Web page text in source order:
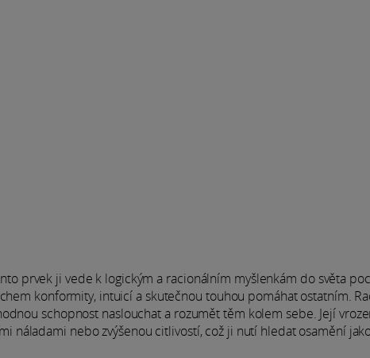
prvek ji vede k logickým a racionálním myšlenkám do světa
konformity, intuicí a skutečnou touhou pomáhat ostatním.
schopnost naslouchat a rozumět těm kolem sebe. Její
náladami nebo zvýšenou citlivostí, což ji nutí hledat osamění